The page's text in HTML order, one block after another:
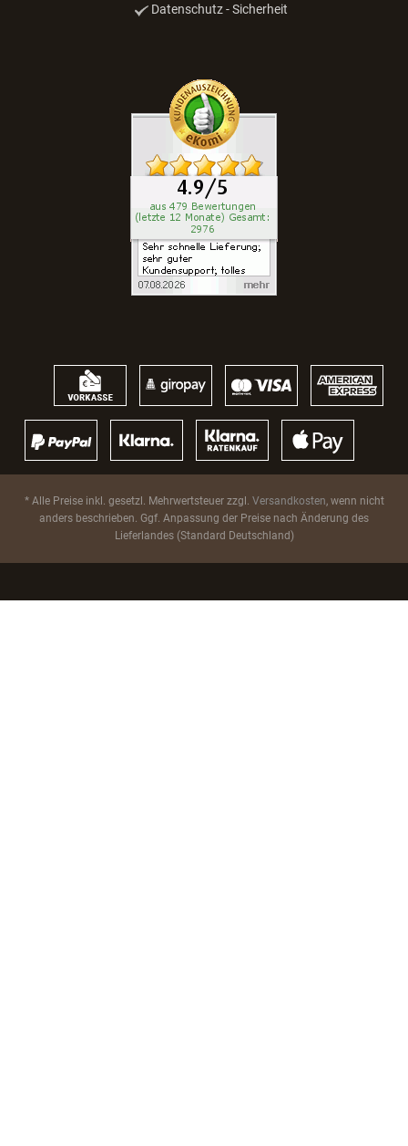
Datenschutz - Sicherheit
* Alle Preise inkl. gesetzl. Mehrwertsteuer zzgl. Versandkosten, wenn nicht
anders beschrieben. Ggf. Anpassung der Preise nach Änderung des
Lieferlandes (Standard Deutschland)